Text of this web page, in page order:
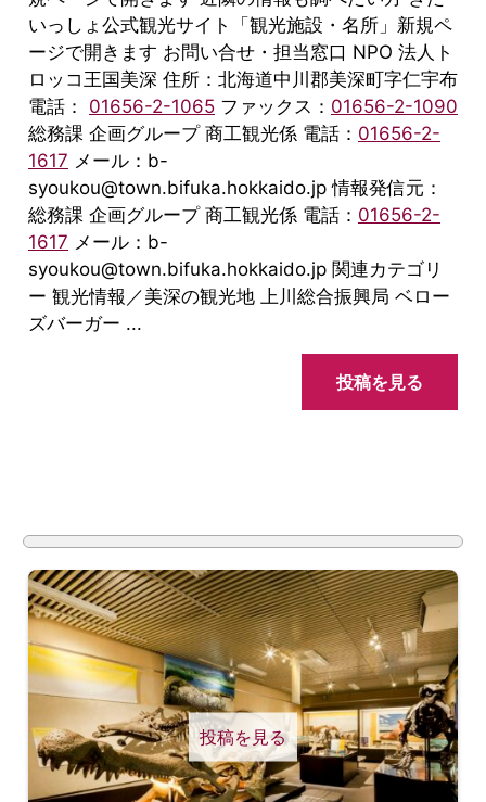
いっしょ公式観光サイト「観光施設・名所」新規ペ
ージで開きます お問い合せ・担当窓口 NPO 法人ト
ロッコ王国美深 住所：北海道中川郡美深町字仁宇布
電話： 01656-2-1065 ファックス： 01656-2-1090
総務課 企画グループ 商工観光係 電話： 01656-2-
1617 メール：b-
syoukou@town.bifuka.hokkaido.jp 情報発信元：
総務課 企画グループ 商工観光係 電話： 01656-2-
1617 メール：b-
syoukou@town.bifuka.hokkaido.jp 関連カテゴリ
ー 観光情報／美深の観光地 上川総合振興局 ベロー
ズバーガー ...
投稿を見る
投稿を見る